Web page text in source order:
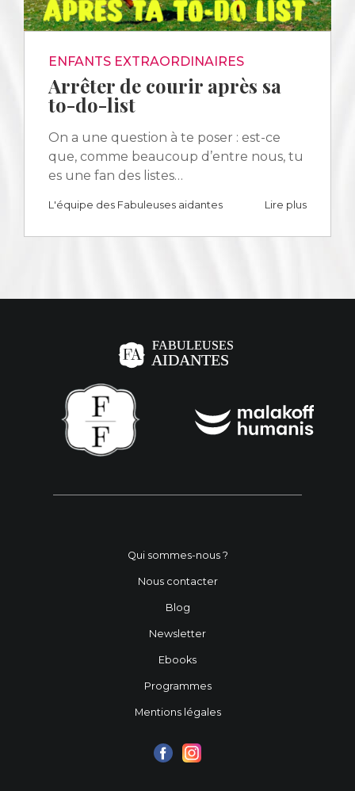
ENFANTS EXTRAORDINAIRES
Arrêter de courir après sa
to-do-list
On a une question à te poser : est-ce
que, comme beaucoup d’entre nous, tu
es une fan des listes…
L'équipe des Fabuleuses aidantes Lire plus
Qui sommes-nous ?
Nous contacter
Blog
Newsletter
Ebooks
Programmes
Mentions légales